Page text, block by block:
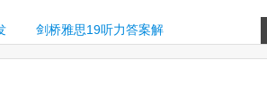
剑桥雅思19听力答案解